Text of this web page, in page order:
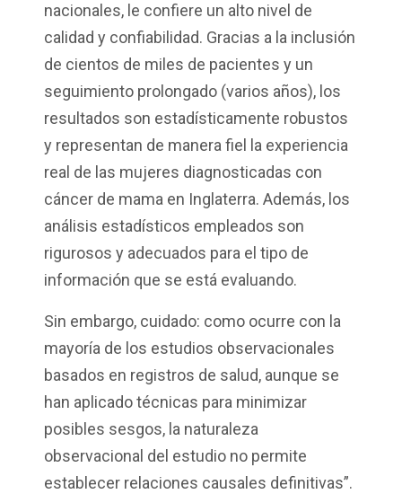
nacionales, le confiere un alto nivel de
calidad y confiabilidad. Gracias a la inclusión
de cientos de miles de pacientes y un
seguimiento prolongado (varios años), los
resultados son estadísticamente robustos
y representan de manera fiel la experiencia
real de las mujeres diagnosticadas con
cáncer de mama en Inglaterra. Además, los
análisis estadísticos empleados son
rigurosos y adecuados para el tipo de
información que se está evaluando.
Sin embargo, cuidado: como ocurre con la
mayoría de los estudios observacionales
basados en registros de salud, aunque se
han aplicado técnicas para minimizar
posibles sesgos, la naturaleza
observacional del estudio no permite
establecer relaciones causales definitivas”.